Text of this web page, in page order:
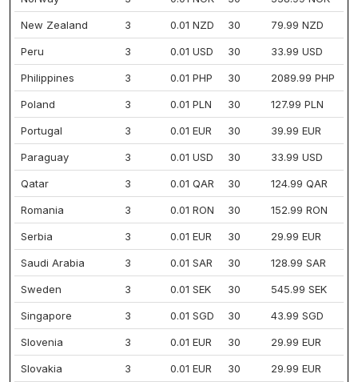
New Zealand 3 0.01 NZD 30 79.99 NZD
Peru 3 0.01 USD 30 33.99 USD
Philippines 3 0.01 PHP 30 2089.99 PHP
Poland 3 0.01 PLN 30 127.99 PLN
Portugal 3 0.01 EUR 30 39.99 EUR
Paraguay 3 0.01 USD 30 33.99 USD
Qatar 3 0.01 QAR 30 124.99 QAR
Romania 3 0.01 RON 30 152.99 RON
Serbia 3 0.01 EUR 30 29.99 EUR
Saudi Arabia 3 0.01 SAR 30 128.99 SAR
Sweden 3 0.01 SEK 30 545.99 SEK
Singapore 3 0.01 SGD 30 43.99 SGD
Slovenia 3 0.01 EUR 30 29.99 EUR
Slovakia 3 0.01 EUR 30 29.99 EUR